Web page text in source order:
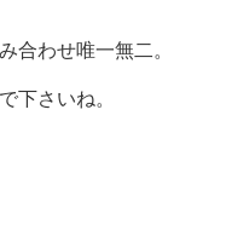
合わせ唯一無二。
下さいね。